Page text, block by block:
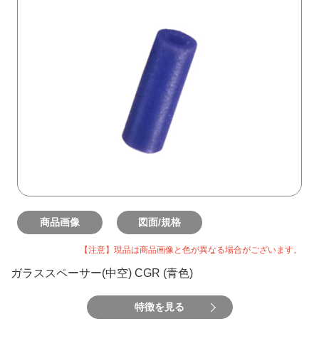
商品画像 図面/規格
【注意】現品は商品画像と色が異なる場合がございます。
ガラススペーサー(中空) CGR (青色)
特徴を見る